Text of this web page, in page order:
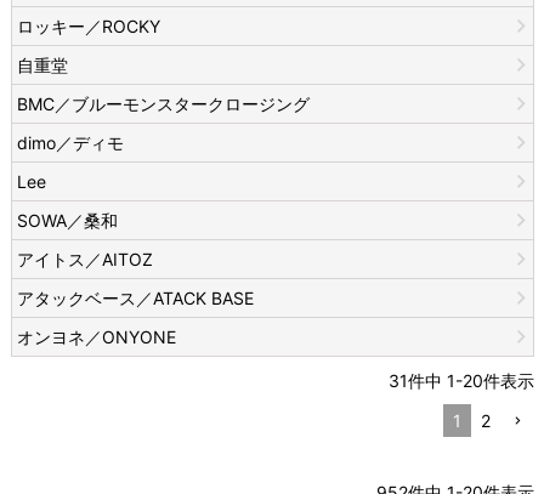
ロッキー／ROCKY
自重堂
BMC／ブルーモンスタークロージング
dimo／ディモ
Lee
SOWA／桑和
アイトス／AITOZ
アタックベース／ATACK BASE
オンヨネ／ONYONE
31件中 1-20件表示
1
2